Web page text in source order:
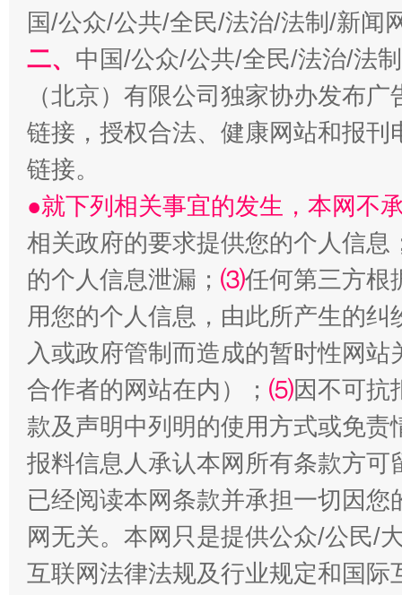
“刷贴”乱象丛生
揭批美国五大"原罪" "炒
国/公众/公共/全民/法治/法制/新闻
二、 中国/公众/公共/全民/法治/法
（北京）有限公司独家协办发布
链接，授权合法、健康网站和报
链接。
●就下列相关事宜的发生，本网不
相关政府的要求提供您的个人信息
的个人信息泄漏； ⑶任何第三方根
用您的个人信息，由此所产生的纠
入或政府管制而造成的暂时性网
合作者的网站在内）； ⑸因不可抗
款及声明中列明的使用方式或免责
报料信息人承认本网所有条款方
已经阅读本网条款并承担一切因
网无关。本网只是提供公众/公民/
互联网法律法规及行业规定和国